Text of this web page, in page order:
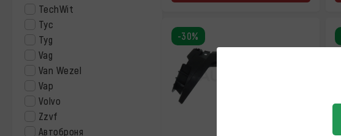
TechWit
Tyc
Tyg
Vag
Van Wezel
Vap
Volvo
Zzvf
Автоброня
-30%